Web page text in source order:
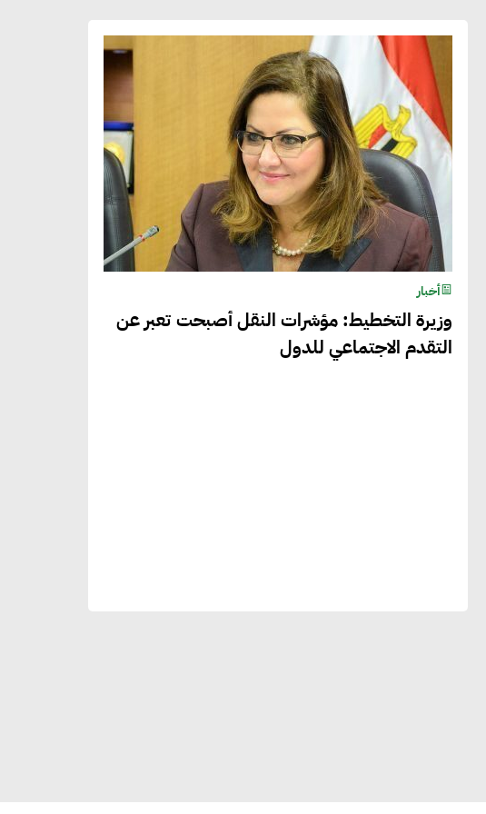
أخبار
وزيرة التخطيط: مؤشرات النقل أصبحت تعبر عن
التقدم الاجتماعي للدول